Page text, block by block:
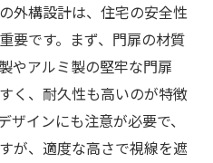
外構設計は、住宅の安全性
要です。まず、門扉の材質
やアルミ製の堅牢な門扉
く、耐久性も高いのが特徴
ザインにも注意が必要で、
が、適度な高さで視線を遮